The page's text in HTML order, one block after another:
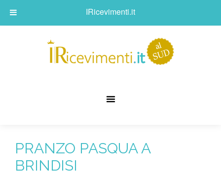
PRANZO PASQUA A
BRINDISI
IRicevimenti.it